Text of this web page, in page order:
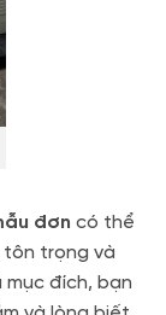
đơn có thể
tôn trọng và
mục đích, bạn